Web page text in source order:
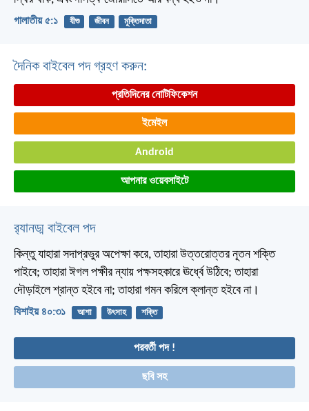
গালাতীয় ৫:১ যীশু জীবন মুক্তিদাতা
দৈনিক বাইবেল পদ গ্রহণ করুন:
প্রতিদিনের নোটিফিকেশন
ইমেইল
Android
আপনার ওয়েবসাইটে
র‌্যানড্ম বাইবেল পদ
কিন্তু যাহারা সদাপ্রভুর অপেক্ষা করে, তাহারা উত্তরোত্তর নূতন শক্তি
পাইবে; তাহারা ঈগল পক্ষীর ন্যায় পক্ষসহকারে ঊর্ধ্বে উঠিবে; তাহারা
দৌড়াইলে শ্রান্ত হইবে না; তাহারা গমন করিলে ক্লান্ত হইবে না।
যিশাইয় ৪০:৩১ আশা উৎসাহ শক্তি
পরবর্তী পদ !
ছবি সহ